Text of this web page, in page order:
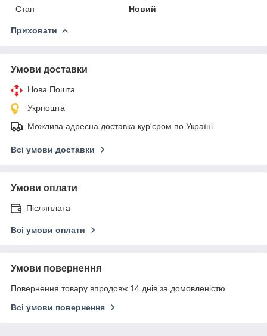
Стан
Новий
Приховати
Умови доставки
Нова Пошта
Укрпошта
Можлива адресна доставка кур'єром по Україні
Всі умови доставки
Умови оплати
Післяплата
Всі умови оплати
Умови повернення
Повернення товару впродовж 14 днів за домовленістю
Всі умови повернення